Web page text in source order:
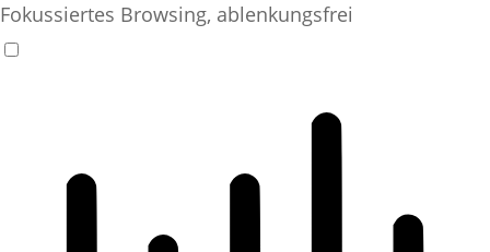
Fokussiertes Browsing, ablenkungsfrei